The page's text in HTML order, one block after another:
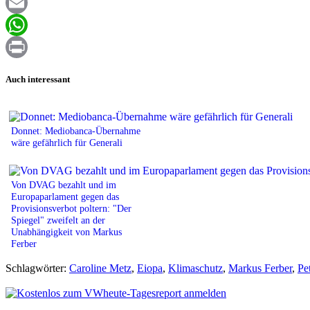
Facebook
Email
WhatsApp
Auch interessant
Donnet: Mediobanca-Übernahme
wäre gefährlich für Generali
Von DVAG bezahlt und im
Europaparlament gegen das
Provisionsverbot poltern: "Der
Spiegel" zweifelt an der
Unabhängigkeit von Markus
Ferber
Schlagwörter: Caroline Metz, Eiopa, Klimaschutz, Markus Ferber,